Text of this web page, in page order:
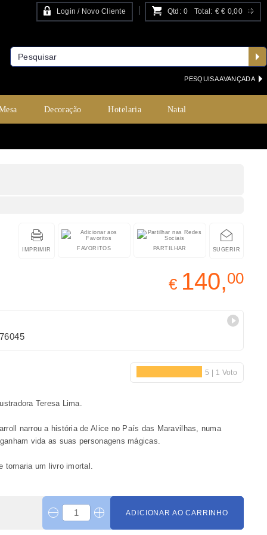
Login / Novo Cliente Qtd: 0 Total: €€ 0,00
PESQUISA AVANÇADA
Decoração Hotelaria Natal
SUGERIR
PARTILHAR
FAVORITOS
IMPRIMIR
€ 140,00
Teresa Lima.
narrou a história de Alice no País das Maravilhas, numa
vida as suas personagens mágicas.
tornaria um livro imortal.
ADICIONAR AO CARRINHO